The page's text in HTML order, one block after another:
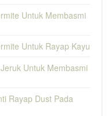
Untuk Membasmi
Untuk Rayap Kayu
Untuk Membasmi
Rayap Dust Pada